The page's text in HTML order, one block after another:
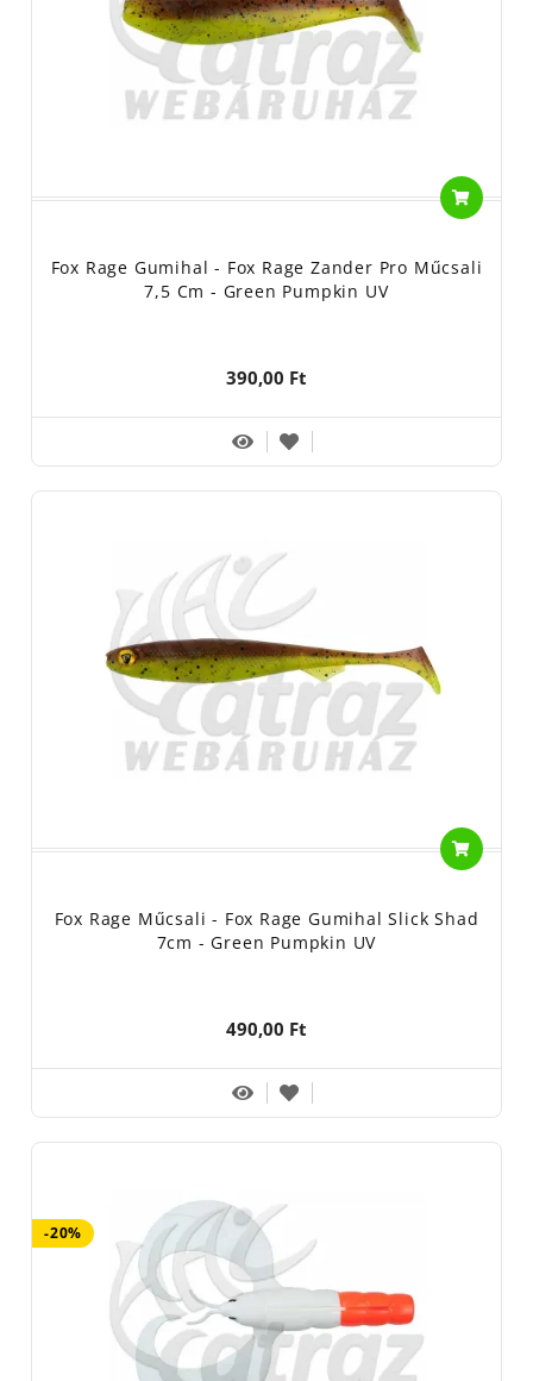
Fox Rage Gumihal - Fox Rage Zander Pro Műcsali
7,5 Cm - Green Pumpkin UV
390,00 Ft
Fox Rage Műcsali - Fox Rage Gumihal Slick Shad
7cm - Green Pumpkin UV
490,00 Ft
-20%